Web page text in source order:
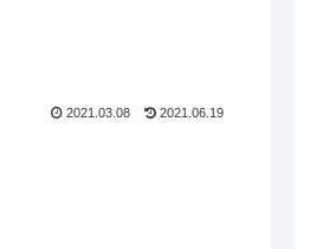
2021.03.08 2021.06.19